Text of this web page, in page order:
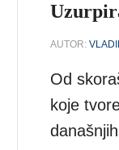
AUTOR:
Od
koje